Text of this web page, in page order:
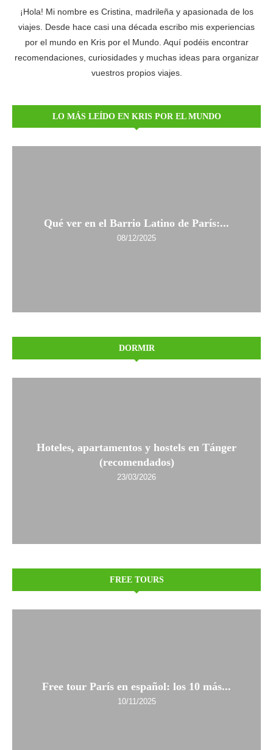
¡Hola! Mi nombre es Cristina, madrileña y apasionada de los
viajes. Desde hace casi una década escribo mis experiencias
por el mundo en Kris por el Mundo. Aquí podéis encontrar
recomendaciones, curiosidades y muchas ideas para organizar
vuestros propios viajes.
LO MÁS LEÍDO EN KRIS POR EL MUNDO
Qué ver en el Barrio Latino de París:...
08/12/2025
DORMIR
Hoteles, apartamentos y hostels en Tánger
(recomendados)
23/03/2026
FREE TOURS
Free tour París en español: los 10 más...
10/11/2025